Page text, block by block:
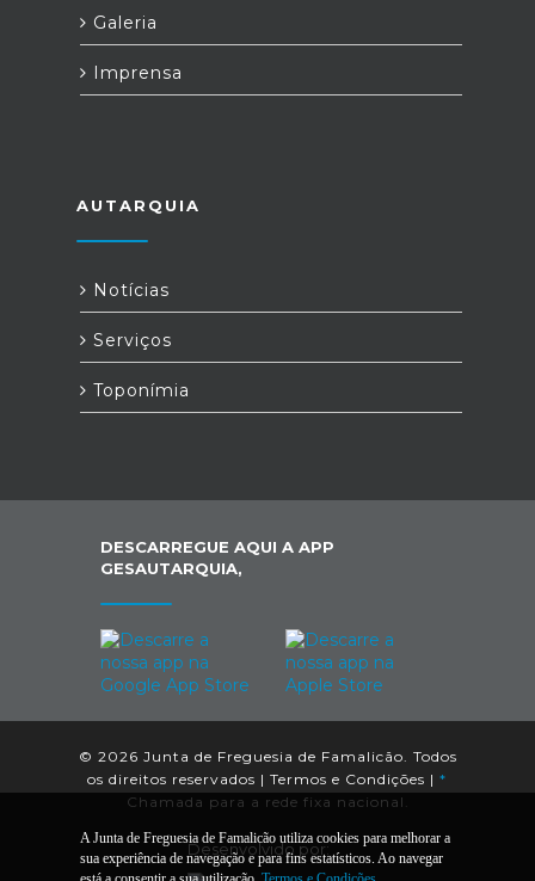
Galeria
Imprensa
AUTARQUIA
Notícias
Serviços
Toponímia
DESCARREGUE AQUI A APP
GESAUTARQUIA,
© 2026 Junta de Freguesia de Famalicão. Todos
os direitos reservados | Termos e Condições | *
Chamada para a rede fixa nacional.
Desenvolvido por:
A Junta de Freguesia de Famalicão utiliza cookies para melhorar a
sua experiência de navegação e para fins estatísticos. Ao navegar